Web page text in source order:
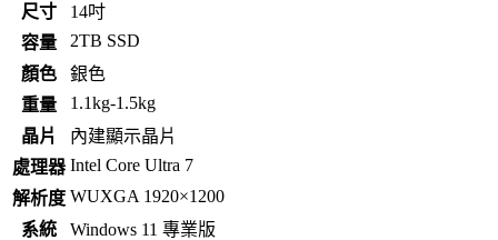
尺寸
14吋
容量
2TB SSD
顏色
銀色
重量
1.1kg-1.5kg
晶片
內建顯示晶片
處理器 Intel Core Ultra 7
解析度 WUXGA 1920×1200
系統
Windows 11 專業版